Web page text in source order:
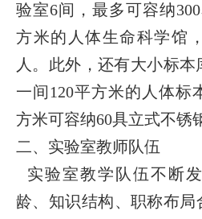
验室6间，最多可容纳
方米的人体生命科学馆
人。此外，还有大小标本
一间120平方米的人体标
方米可容纳60具立式不锈
二、实验室教师队伍
实验室教学队伍不断
龄、知识结构、职称布局